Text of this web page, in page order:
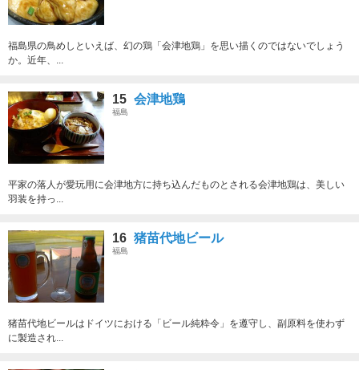
福島県の鳥めしといえば、幻の鶏「会津地鶏」を思い描くのではないでしょう
か。近年、...
15 会津地鶏
福島
平家の落人が愛玩用に会津地方に持ち込んだものとされる会津地鶏は、美しい
羽装を持っ...
16 猪苗代地ビール
福島
猪苗代地ビールはドイツにおける「ビール純粋令」を遵守し、副原料を使わず
に製造され...